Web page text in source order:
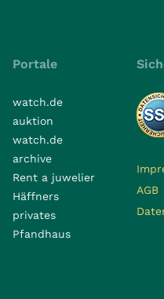
Portale
watch.de
auktion
watch.de
archive
Rent a juwelier
Häffners
privates
Pfandhaus
AGB